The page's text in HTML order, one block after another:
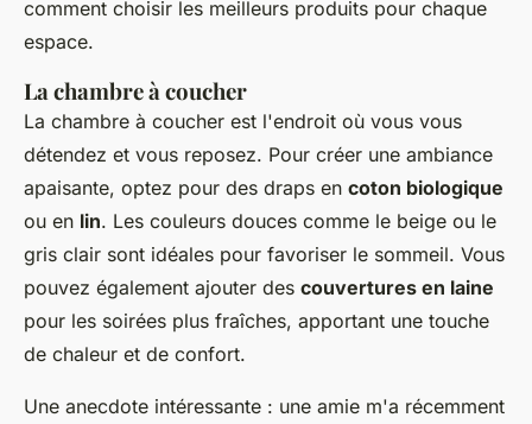
comment choisir les meilleurs produits pour chaque
espace.
La chambre à coucher
La chambre à coucher est l'endroit où vous vous
détendez et vous reposez. Pour créer une ambiance
apaisante, optez pour des draps en coton biologique
ou en lin. Les couleurs douces comme le beige ou le
gris clair sont idéales pour favoriser le sommeil. Vous
pouvez également ajouter des couvertures en laine
pour les soirées plus fraîches, apportant une touche
de chaleur et de confort.
Une anecdote intéressante : une amie m'a récemment